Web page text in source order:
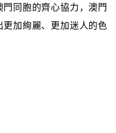
同胞的齊心協力，澳門
加絢麗、更加迷人的色